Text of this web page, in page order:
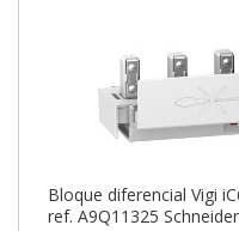
Bloque diferencial Vigi
ref. A9Q11325